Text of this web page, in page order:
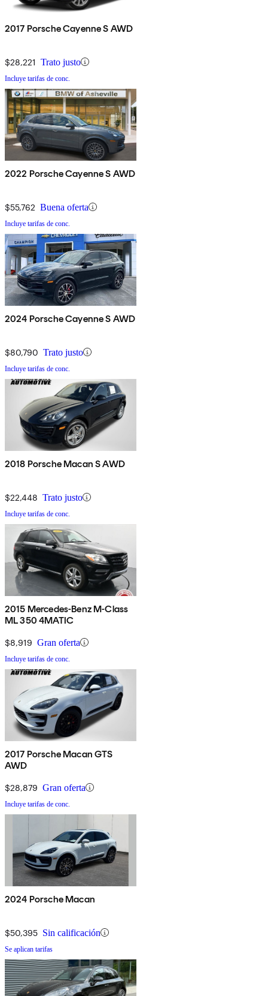
2017 Porsche Cayenne S AWD
$28,221 Trato justo
Incluye tarifas de conc.
2022 Porsche Cayenne S AWD
$55,762 Buena oferta
Incluye tarifas de conc.
2024 Porsche Cayenne S AWD
$80,790 Trato justo
Incluye tarifas de conc.
2018 Porsche Macan S AWD
$22,448 Trato justo
Incluye tarifas de conc.
2015 Mercedes-Benz M-Class
ML 350 4MATIC
$8,919 Gran oferta
Incluye tarifas de conc.
2017 Porsche Macan GTS
AWD
$28,879 Gran oferta
Incluye tarifas de conc.
2024 Porsche Macan
$50,395 Sin calificación
Se aplican tarifas